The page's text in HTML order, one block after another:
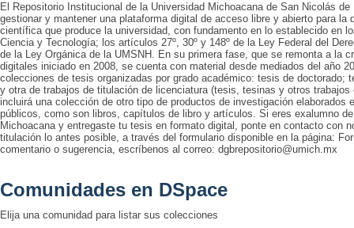
El Repositorio Institucional de la Universidad Michoacana de San Nicolás
gestionar y mantener una plataforma digital de acceso libre y abierto para la
científica que produce la universidad, con fundamento en lo establecido en
Ciencia y Tecnología; los artículos 27º, 30º y 148º de la Ley Federal del
de la Ley Orgánica de la UMSNH. En su primera fase, que se remonta a la
digitales iniciado en 2008, se cuenta con material desde mediados del año
colecciones de tesis organizadas por grado académico: tesis de doctorado;
y otra de trabajos de titulación de licenciatura (tesis, tesinas y otros
incluirá una colección de otro tipo de productos de investigación elaborados
públicos, como son libros, capítulos de libro y artículos. Si eres exalumno
Michoacana y entregaste tu tesis en formato digital, ponte en contacto con
titulación lo antes posible, a través del formulario disponible en la página:
comentario o sugerencia, escríbenos al correo: dgbrepositorio@umich.mx
Comunidades en DSpace
Elija una comunidad para listar sus colecciones